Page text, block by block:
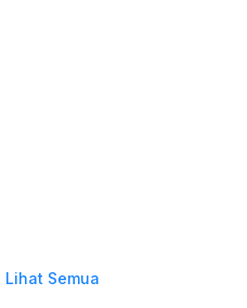
Lihat Semua